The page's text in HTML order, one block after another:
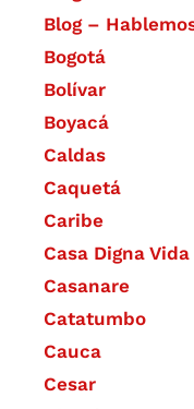
Blog –
Bogotá
Bolívar
Boyacá
Caldas
Caquetá
Caribe
Casa Digna
Casanare
Catatumbo
Cauca
Cesar